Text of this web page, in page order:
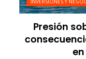
Presión